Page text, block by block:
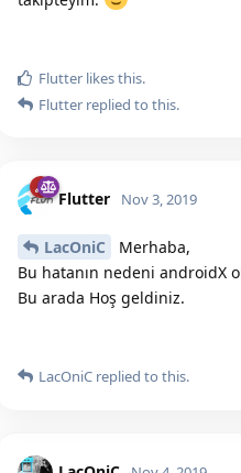
Flutter likes this.
Flutter replied to this.
Flutter Nov 3, 2019
LacOniC
Merhaba,
Bu hatanın nedeni androidX
Bu arada Hoş geldiniz.
LacOniC replied to this.